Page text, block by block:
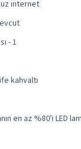
internet
- 1
kahvaltı
en az %80'i LED